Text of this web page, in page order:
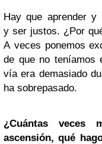
Hay que aprender
y ser justos. ¿Por
A veces ponemos
de que no teníamos
vía era demasiado
ha sobrepasado.
¿Cuántas veces
ascensión, qué